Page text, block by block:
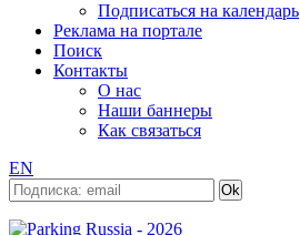
Подписаться на календарь
Реклама на портале
Поиск
Контакты
О нас
Наши баннеры
Как связаться
EN